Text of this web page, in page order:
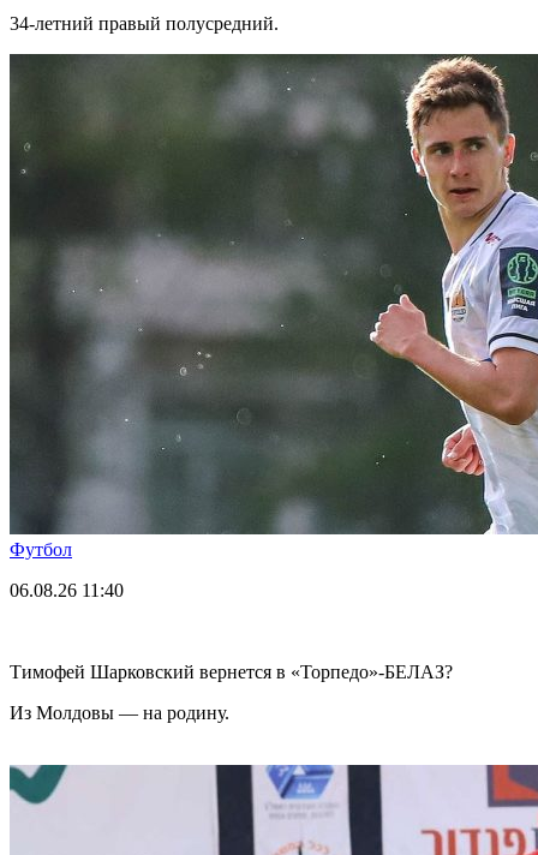
34-летний правый полусредний.
Футбол
06.08.26 11:40
Тимофей Шарковский вернется в «Торпедо»-БЕЛАЗ?
Из Молдовы — на родину.